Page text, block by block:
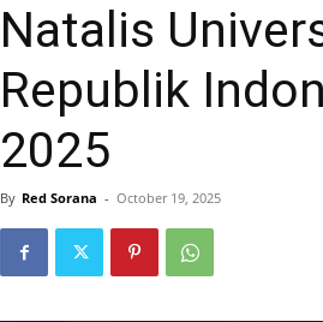
Natalis
Republik
2025
By Red Sorana - October 19, 2025